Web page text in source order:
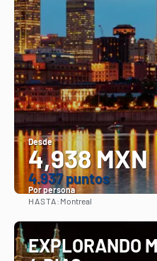
Desde
4,938 MXN
4.937 puntos
Por persona
HASTA: Montreal
EXPLORANDO